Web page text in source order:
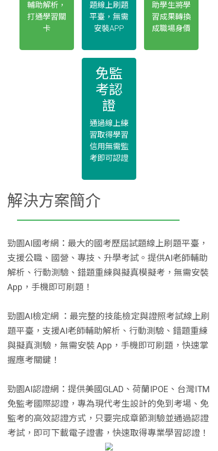
輔助解析，
打通學習關
卡
題線上刷題
平臺，無需
安裝APP
助學生將學
習成果轉換
成職場身價
免監
考認
證
通過線上練
習取得學習
信用無需監
考即可認證
解決方案簡介
勁園AI國考網：最大的國考歷屆試題線上刷題平臺，
支援公職、國營、專技、升學考試。提供AI老師輔助
解析、行動測驗、錯題重練與擬真模擬考，無需安裝
App，手機即可刷題！
勁園AI檢定網 ：最完整的技能檢定與證照考試線上刷
題平臺，支援AI老師輔助解析、行動測驗、錯題重練
與擬真測驗，無需安裝 App，手機即可刷題，快速掌
握應考關鍵！
勁園AI認證網：提供美國GLAD、荷蘭IPOE、台灣ITM
免監考國際認證，專為現代考生設計的免到考場、免
監考的高效認證方式，只要完成章節測驗並通過認證
考試，即可下載電子證書，快速取得專業學習認證！